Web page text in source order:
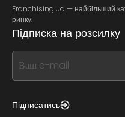
Franchising.ua — найбільший
ринку.
Підписка на розсилку
If
you
this,
Підписатись